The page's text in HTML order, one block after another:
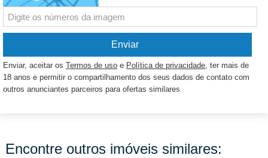
Enviar, aceitar os Termos de uso e Política de privacidade, ter mais de
18 anos e permitir o compartilhamento dos seus dados de contato com
outros anunciantes parceiros para ofertas similares
Encontre outros imóveis similares: